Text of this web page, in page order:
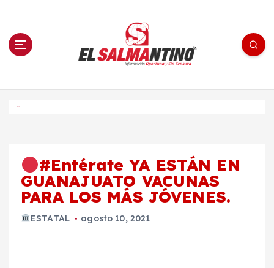
n El Salmantino - medios/noticias/editorial
#Entérate YA ESTÁN EN
GUANAJUATO VACUNAS
PARA LOS MÁS JÓVENES.
ESTATAL agosto 10, 2021